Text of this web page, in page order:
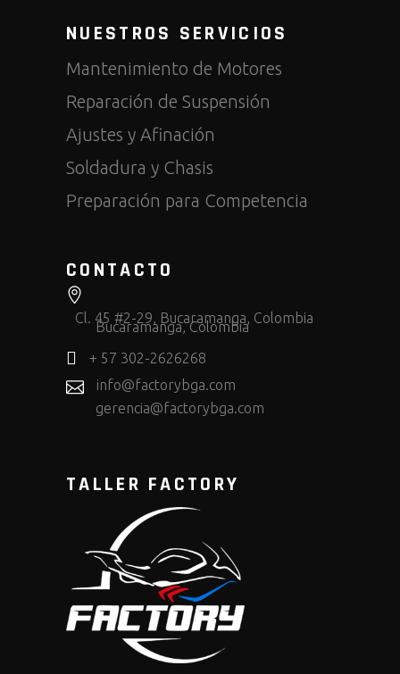
NUESTROS SERVICIOS
Mantenimiento de Motores
Reparación de Suspensión
Ajustes y Afinación
Soldadura y Chasis
Preparación para Competencia
CONTACTO
Cl. 45 #2-29, Bucaramanga, Colombia
Bucaramanga, Colombia
+ 57 302-2626268
info@factorybga.com
gerencia@factorybga.com
TALLER FACTORY